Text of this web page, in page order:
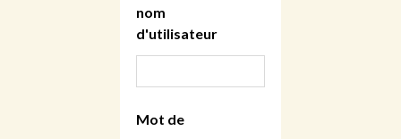
nom
d'utilisateur
Mot de